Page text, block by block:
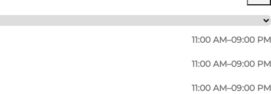
11:00 AM–09:00 PM
11:00 AM–09:00 PM
11:00 AM–09:00 PM